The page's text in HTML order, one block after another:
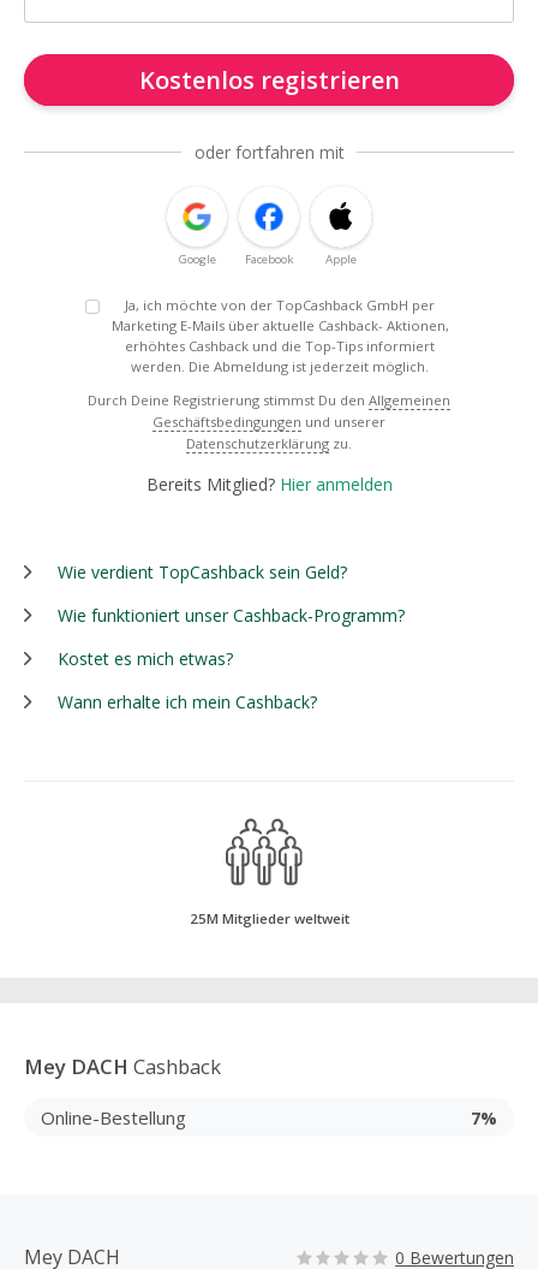
Kostenlos registrieren
oder fortfahren mit
Google Facebook Apple
Ja, ich möchte von der TopCashback GmbH per
Marketing E-Mails über aktuelle Cashback- Aktionen,
erhöhtes Cashback und die Top-Tips informiert
werden. Die Abmeldung ist jederzeit möglich.
Durch Deine Registrierung stimmst Du den Allgemeinen
Geschäftsbedingungen und unserer
Datenschutzerklärung zu.
Bereits Mitglied? Hier anmelden
Wie verdient TopCashback sein Geld?
Wie funktioniert unser Cashback-Programm?
Kostet es mich etwas?
Wann erhalte ich mein Cashback?
25M Mitglieder weltweit
Mey DACH Cashback
Online-Bestellung 7%
Mey DACH 0 Bewertungen